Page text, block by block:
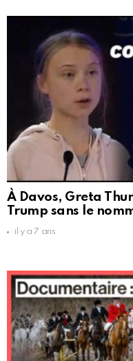
À Davos, Greta
Trump sans le
il y a 7 ans